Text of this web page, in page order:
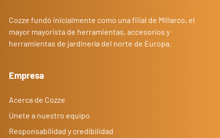
Cozze fundó inicialmente como una filial de Millarco, el
mayor mayorista de herramientas, accesorios y
herramientas de jardinería del norte de Europa.
Empresa
Acerca de Cozze
Únete a nuestro equipo
Responsabilidad y credibilidad